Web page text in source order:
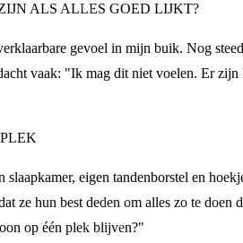
ALS ALLES GOED LIJKT?
gevoel in mijn buik. Nog
vaak: "Ik mag dit niet voelen. Er
slaapkamer, eigen tandenborstel en
ze hun best deden om alles zo te
op één plek blijven?"